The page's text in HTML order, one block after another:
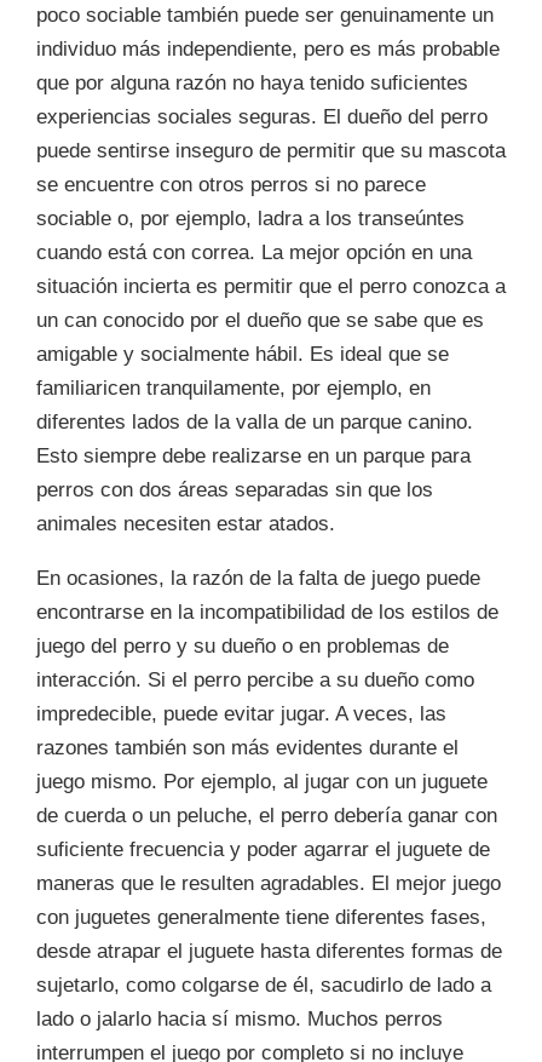
poco sociable también puede ser genuinamente un
individuo más independiente, pero es más probable
que por alguna razón no haya tenido suficientes
experiencias sociales seguras. El dueño del perro
puede sentirse inseguro de permitir que su mascota
se encuentre con otros perros si no parece
sociable o, por ejemplo, ladra a los transeúntes
cuando está con correa. La mejor opción en una
situación incierta es permitir que el perro conozca a
un can conocido por el dueño que se sabe que es
amigable y socialmente hábil. Es ideal que se
familiaricen tranquilamente, por ejemplo, en
diferentes lados de la valla de un parque canino.
Esto siempre debe realizarse en un parque para
perros con dos áreas separadas sin que los
animales necesiten estar atados.
En ocasiones, la razón de la falta de juego puede
encontrarse en la incompatibilidad de los estilos de
juego del perro y su dueño o en problemas de
interacción. Si el perro percibe a su dueño como
impredecible, puede evitar jugar. A veces, las
razones también son más evidentes durante el
juego mismo. Por ejemplo, al jugar con un juguete
de cuerda o un peluche, el perro debería ganar con
suficiente frecuencia y poder agarrar el juguete de
maneras que le resulten agradables. El mejor juego
con juguetes generalmente tiene diferentes fases,
desde atrapar el juguete hasta diferentes formas de
sujetarlo, como colgarse de él, sacudirlo de lado a
lado o jalarlo hacia sí mismo. Muchos perros
interrumpen el juego por completo si no incluye